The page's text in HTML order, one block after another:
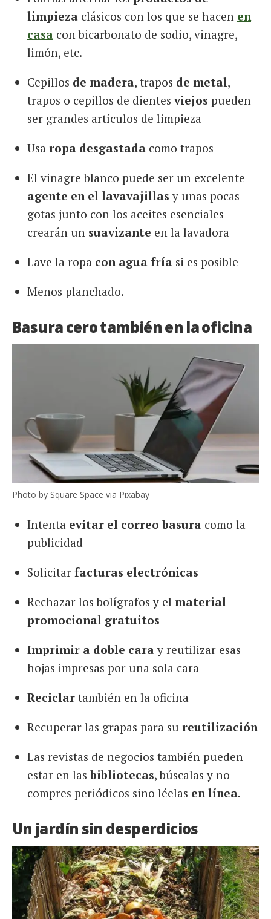
limpieza clásicos con los que se hacen en
casa con bicarbonato de sodio, vinagre,
limón, etc.
Cepillos de madera, trapos de metal,
trapos o cepillos de dientesviejos pueden
ser grandes artículos de limpieza
Usa ropa desgastada como trapos
El vinagre blanco puede ser un excelente
agente en el lavavajillas y unas pocas
gotas junto con los aceites esenciales
crearán un suavizante en la lavadora
Lave la ropa con agua fría si es posible
Menos planchado.
Basura cero también en la oficina
Photo by Square Space via Pixabay
Intenta evitar el correo basura como la
publicidad
Solicitar facturas electrónicas
Rechazar los bolígrafos y el material
promocional gratuitos
Imprimir a doble cara y reutilizar esas
hojas impresas por una sola cara
Reciclar también en la oficina
Recuperar las grapas para su reutilización
Las revistas de negocios también pueden
estar en lasbibliotecas, búscalas y no
compres periódicos sino léelas en línea.
Un jardín sin desperdicios